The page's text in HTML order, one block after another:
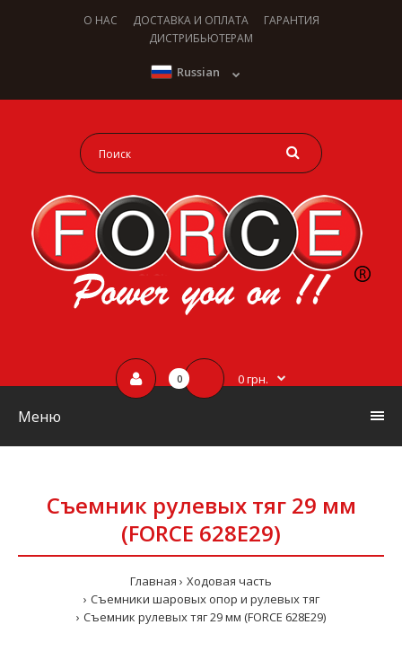
О НАС ДОСТАВКА И ОПЛАТА
ГАРАНТИЯ
ДИСТРИБЬЮТЕРАМ
Russian
0 0 грн.
Меню
Съемник рулевых тяг 29 мм
(FORCE 628E29)
Главная
Ходовая часть
Съемники шаровых опор и рулевых тяг
Съемник рулевых тяг 29 мм (FORCE 628E29)